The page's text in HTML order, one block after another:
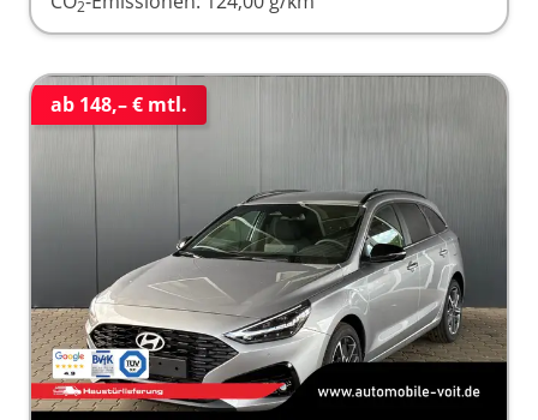
2
ab 148,– € mtl.